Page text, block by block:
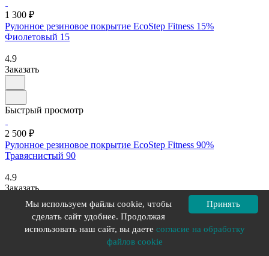
1 300 ₽
Рулонное резиновое покрытие EcoStep Fitness 15%
Фиолетовый 15
4.9
Заказать
Быстрый просмотр
2 500 ₽
Рулонное резиновое покрытие EcoStep Fitness 90%
Травяснистый 90
4.9
Заказать
Быстрый просмотр
Принять
Мы используем файлы cookie, чтобы
сделать сайт удобнее. Продолжая
использовать наш сайт, вы даете согласие на обработку
файлов cookie